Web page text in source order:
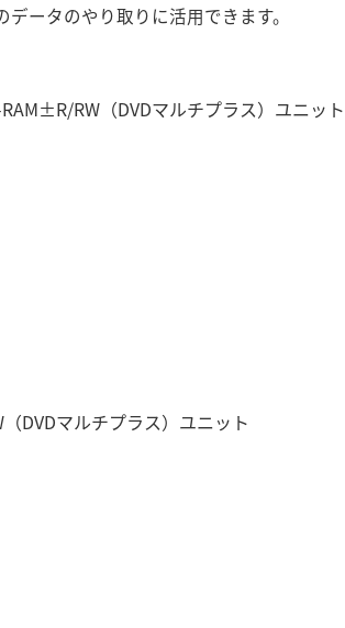
ータのやり取りに活用できます。
RW（DVDマルチプラス）ユニット
マルチプラス）ユニット